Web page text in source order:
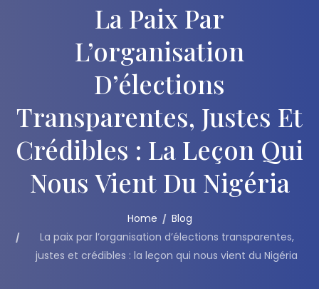
La Paix Par
L’organisation
D’élections
Transparentes, Justes Et
Crédibles : La Leçon Qui
Nous Vient Du Nigéria
Home
Blog
La paix par l’organisation d’élections transparentes,
justes et crédibles : la leçon qui nous vient du Nigéria